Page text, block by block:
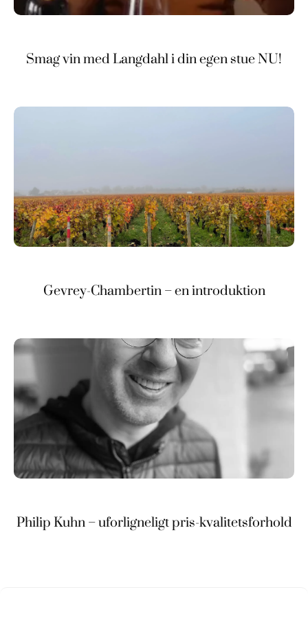
Smag vin med Langdahl i din egen stue NU!
Gevrey-Chambertin – en introduktion
Philip Kuhn – uforligneligt pris-kvalitetsforhold